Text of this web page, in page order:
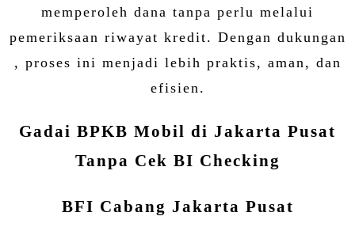
memperoleh dana tanpa perlu melalui
pemeriksaan riwayat kredit. Dengan dukungan
, proses ini menjadi lebih praktis, aman, dan
efisien.
Gadai BPKB Mobil di Jakarta Pusat
Tanpa Cek BI Checking
BFI Cabang Jakarta Pusat